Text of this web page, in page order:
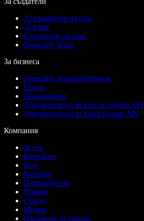
AI генератор на глас
Дублаж
Клониране на глас
Speechify Work
За бизнеса
Speechify за разработчици
Екипи
Образование
Документация за Text to Speech API
Документация за Voice Agents API
Компания
За нас
Контакти
Блог
Кариери
Партньорства
Помощ
Статус
Медии
Наръчник за бранда